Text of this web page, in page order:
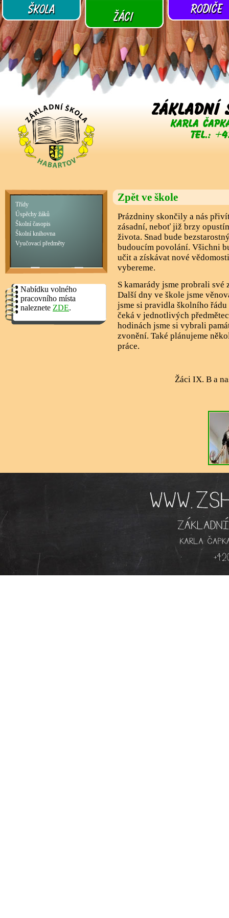
Třídy
Úspěchy žáků
Školní časopis
Školní knihovna
Vyučovací předměty
Nabídku volného
pracovního místa
naleznete ZDE.
Zpět ve škole
Prázdniny skončily a nás
zásadní, neboť již brzy
života. Snad bude
budoucím povolání. Všichni
učit a získávat nové
vybereme.
S kamarády jsme probrali
Další dny ve škole jsme
jsme si pravidla školního řádu
čeká v jednotlivých
hodinách jsme si vybrali
zvonění. Také plánujeme
práce.
Žáci IX. B a naše